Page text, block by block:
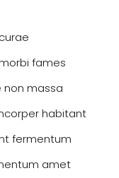
fames
non massa
habitant
fermentum
amet